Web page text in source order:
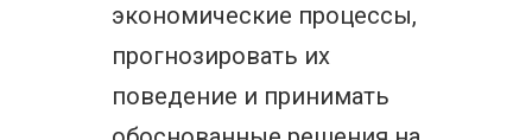
экономические процессы,
прогнозировать их
поведение и принимать